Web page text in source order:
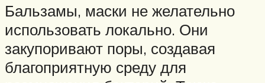
Бальзамы, маски не желательно
использовать локально. Они
закупоривают поры, создавая
благоприятную среду для